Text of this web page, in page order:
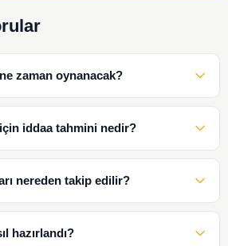
zaman oynanacak?
iddaa tahmini nedir?
nereden takip edilir?
hazırlandı?